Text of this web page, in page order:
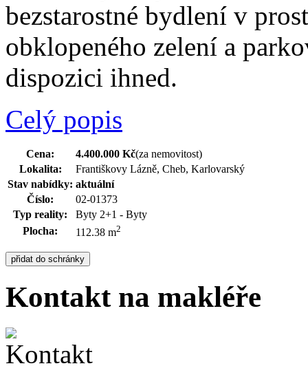
bezstarostné bydlení v
obklopeného zelení a
dispozici ihned.
Celý popis
Cena: 4.400.000 Kč(za nemovitost)
Lokalita:
Františkovy Lázně, Cheb, Karlovarský
Stav nabídky: aktuální
Číslo:
02-01373
Typ reality:
Byty 2+1 - Byty
Plocha:
112.38 m2
Kontakt na makléře